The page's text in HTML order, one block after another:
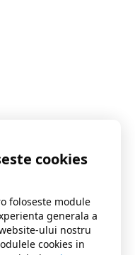
cookies
foloseste module
generala a
ului nostru
cookies in